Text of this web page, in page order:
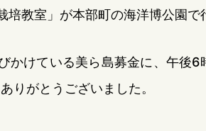
培教室」が本部町の海洋博公園で
かけている美ら島募金に、午後
りがとうございました。